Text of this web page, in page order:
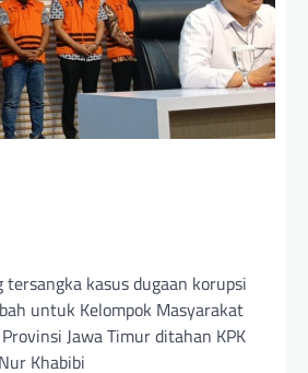
kasus dugaan korupsi
untuk Kelompok Masyarakat
Jawa Timur ditahan KPK
Khabibi